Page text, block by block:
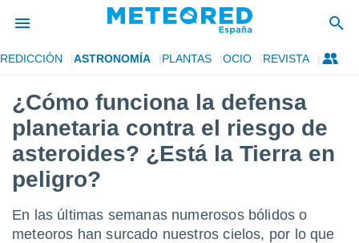
de
por
para
la
que se
calidad.
las
ASTRONOMÍA PLANTAS OCIO REVISTA
¿Cómo funciona la defensa
planetaria contra el riesgo de
asteroides? ¿Está la Tierra en
peligro?
En las últimas semanas numerosos bólidos o
meteoros han surcado nuestros cielos, por lo que